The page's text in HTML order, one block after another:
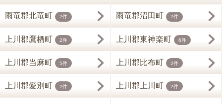
雨竜郡北竜町 2件 雨竜郡沼田町 2件
上川郡鷹栖町 2件 上川郡東神楽町 6件
上川郡当麻町 5件 上川郡比布町 2件
上川郡愛別町 2件 上川郡上川町 2件